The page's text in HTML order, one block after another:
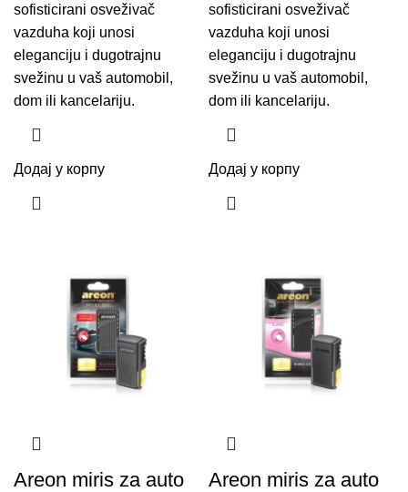
sofisticirani osveživač
vazduha koji unosi
eleganciju i dugotrajnu
svežinu u vaš automobil,
dom ili kancelariju.
Додај у корпу
sofisticirani osveživač
vazduha koji unosi
eleganciju i dugotrajnu
svežinu u vaš automobil,
dom ili kancelariju.
Додај у корпу
Areon miris za auto
Areon miris za auto